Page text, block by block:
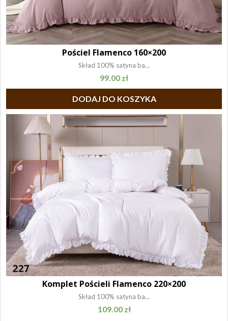
Pościel Flamenco 160×200
Skład 100% satyna ba...
99.00 zł
DODAJ DO KOSZYKA
Komplet Pościeli Flamenco 220×200
Skład 100% satyna ba...
109.00 zł